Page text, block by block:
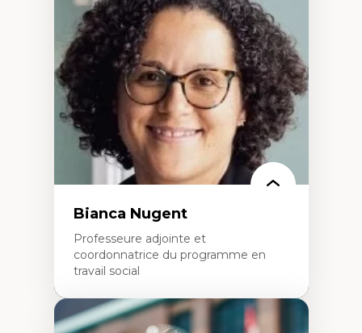
Ethnographie critique des environnements
d’apprentissage des étudiant.e.s
Approche transdisciplinaire des
compétences socioaffectives et
interculturelles
Didactique des langues secondes et
compétence pragmatique
Andragogie
Méthodologies de recherche qualitative
Bianca Nugent
Professeure adjointe et
coordonnatrice du programme en
travail social
Expertises